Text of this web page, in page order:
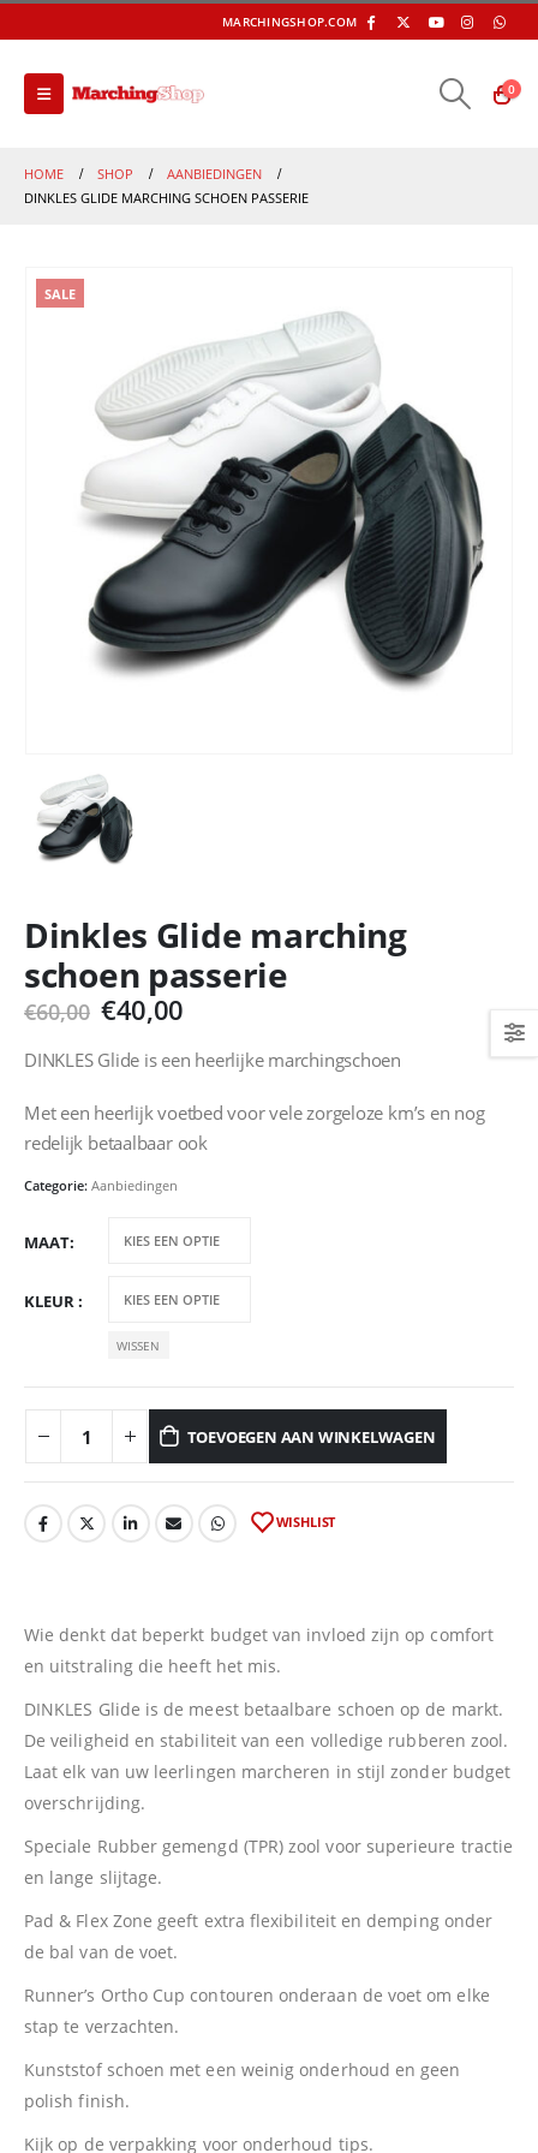
MARCHINGSHOP.COM
0
HOME SHOP
AANBIEDINGEN
DINKLES GLIDE MARCHING SCHOEN PASSERIE
SALE
Dinkles Glide marching
schoen passerie
€60,00 Oorspronkelijke
prijs
was:
€40,00Huidige
is:
DINKLES Glide is een heerlijke marchingschoen
Met een heerlijk voetbed voor vele zorgeloze km’s en nog
redelijk betaalbaar ook
Categorie: Aanbiedingen
MAAT
KLEUR
WISSEN
TOEVOEGEN AAN WINKELWAGEN
WISHLIST
Wie denkt dat beperkt budget van invloed zijn op comfort
en uitstraling die heeft het mis.
DINKLES Glide is de meest betaalbare schoen op de markt.
De veiligheid en stabiliteit van een volledige rubberen zool.
Laat elk van uw leerlingen marcheren in stijl zonder budget
overschrijding.
Speciale Rubber gemengd (TPR) zool voor superieure tractie
en lange slijtage.
Pad & Flex Zone geeft extra flexibiliteit en demping onder
de bal van de voet.
Runner’s Ortho Cup contouren onderaan de voet om elke
stap te verzachten.
Kunststof schoen met een weinig onderhoud en geen
polish finish.
Kijk op de verpakking voor onderhoud tips.